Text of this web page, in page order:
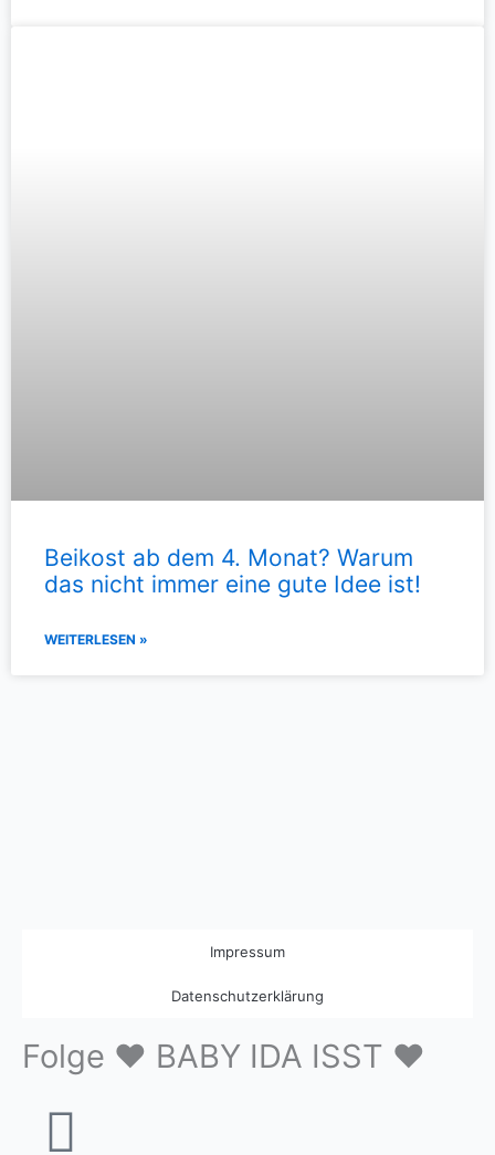
Beikost ab dem 4. Monat? Warum
das nicht immer eine gute Idee ist!
WEITERLESEN »
Impressum
Datenschutzerklärung
Folge ❤ BABY IDA ISST ❤